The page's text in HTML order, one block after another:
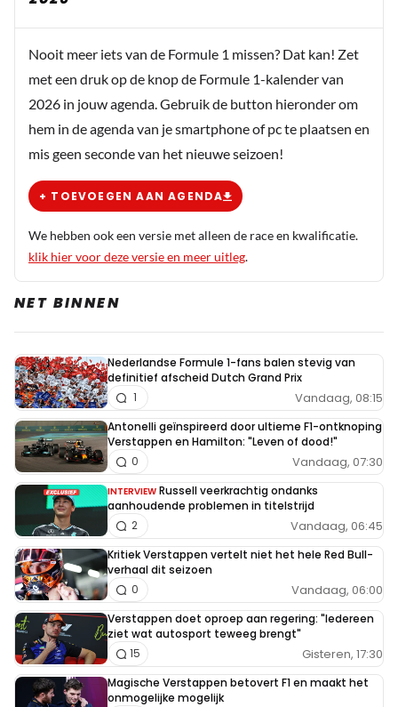
Nooit meer iets van de Formule 1 missen? Dat kan! Zet
met een druk op de knop de Formule 1-kalender van
2026 in jouw agenda. Gebruik de button hieronder om
hem in de agenda van je smartphone of pc te plaatsen en
mis geen seconde van het nieuwe seizoen!
+ TOEVOEGEN AAN AGENDA
We hebben ook een versie met alleen de race en kwalificatie.
klik hier voor deze versie en meer uitleg.
NET BINNEN
Nederlandse Formule 1-fans balen stevig van
definitief afscheid Dutch Grand Prix
Vandaag, 08:15
1
Antonelli geïnspireerd door ultieme F1-ontknoping
Verstappen en Hamilton: "Leven of dood!"
Vandaag, 07:30
0
INTERVIEW Russell veerkrachtig ondanks
aanhoudende problemen in titelstrijd
Vandaag, 06:45
2
Kritiek Verstappen vertelt niet het hele Red Bull-
verhaal dit seizoen
Vandaag, 06:00
0
Verstappen doet oproep aan regering: "Iedereen
ziet wat autosport teweeg brengt"
Gisteren, 17:30
15
Magische Verstappen betovert F1 en maakt het
onmogelijke mogelijk